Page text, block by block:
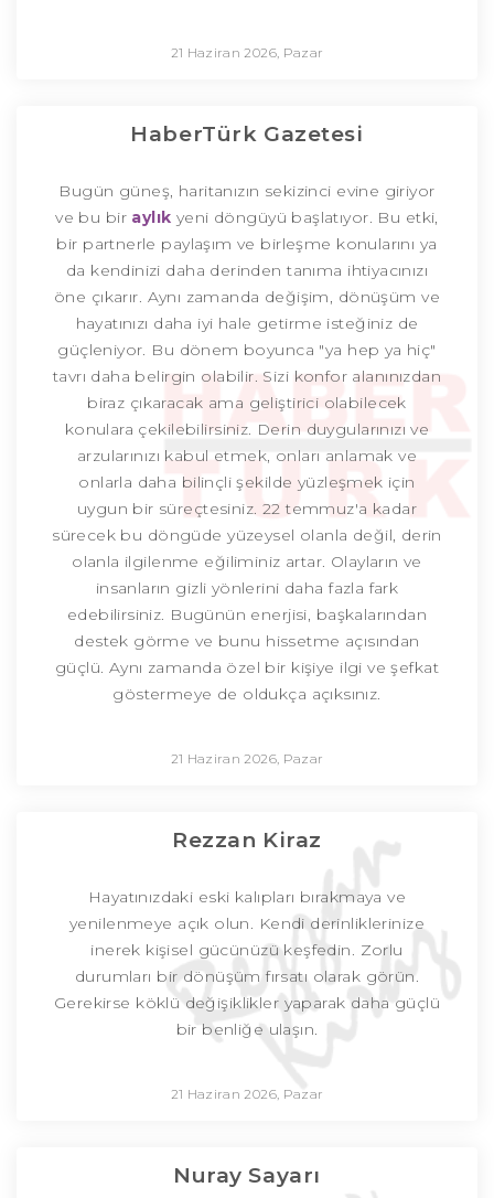
21 Haziran 2026, Pazar
HaberTürk Gazetesi
Bugün güneş, haritanızın sekizinci evine giriyor
ve bu bir aylık yeni döngüyü başlatıyor. Bu etki,
bir partnerle paylaşım ve birleşme konularını ya
da kendinizi daha derinden tanıma ihtiyacınızı
öne çıkarır. Aynı zamanda değişim, dönüşüm ve
hayatınızı daha iyi hale getirme isteğiniz de
güçleniyor. Bu dönem boyunca "ya hep ya hiç"
tavrı daha belirgin olabilir. Sizi konfor alanınızdan
biraz çıkaracak ama geliştirici olabilecek
konulara çekilebilirsiniz. Derin duygularınızı ve
arzularınızı kabul etmek, onları anlamak ve
onlarla daha bilinçli şekilde yüzleşmek için
uygun bir süreçtesiniz. 22 temmuz'a kadar
sürecek bu döngüde yüzeysel olanla değil, derin
olanla ilgilenme eğiliminiz artar. Olayların ve
insanların gizli yönlerini daha fazla fark
edebilirsiniz. Bugünün enerjisi, başkalarından
destek görme ve bunu hissetme açısından
güçlü. Aynı zamanda özel bir kişiye ilgi ve şefkat
göstermeye de oldukça açıksınız.
21 Haziran 2026, Pazar
Rezzan Kiraz
Hayatınızdaki eski kalıpları bırakmaya ve
yenilenmeye açık olun. Kendi derinliklerinize
inerek kişisel gücünüzü keşfedin. Zorlu
durumları bir dönüşüm fırsatı olarak görün.
Gerekirse köklü değişiklikler yaparak daha güçlü
bir benliğe ulaşın.
21 Haziran 2026, Pazar
Nuray Sayarı